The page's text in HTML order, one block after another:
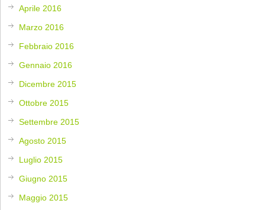
Aprile 2016
Marzo 2016
Febbraio 2016
Gennaio 2016
Dicembre 2015
Ottobre 2015
Settembre 2015
Agosto 2015
Luglio 2015
Giugno 2015
Maggio 2015